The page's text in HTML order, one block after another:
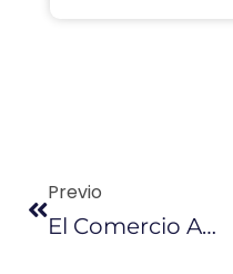
Previo
El Comercio Aporta El 21% Del Empleo Adecuado